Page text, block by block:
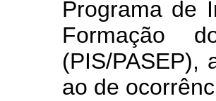
Programa de
Formação
(PIS/PASEP),
ao de